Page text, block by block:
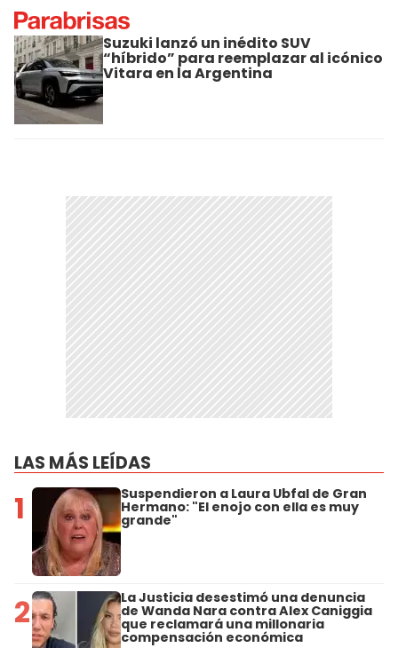
Suzuki lanzó un inédito SUV
“híbrido” para reemplazar al icónico
Vitara en la Argentina
LAS MÁS LEÍDAS
1 Suspendieron a Laura Ubfal de Gran
Hermano: "El enojo con ella es muy
grande"
2 La Justicia desestimó una denuncia
de Wanda Nara contra Alex Caniggia
que reclamará una millonaria
compensación económica